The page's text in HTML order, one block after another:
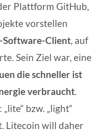
Plattform GitHub,
vorstellen
Software-Client, auf
Sein Ziel war, eine
die schneller ist
verbraucht.
bzw. „light“
Litecoin will daher